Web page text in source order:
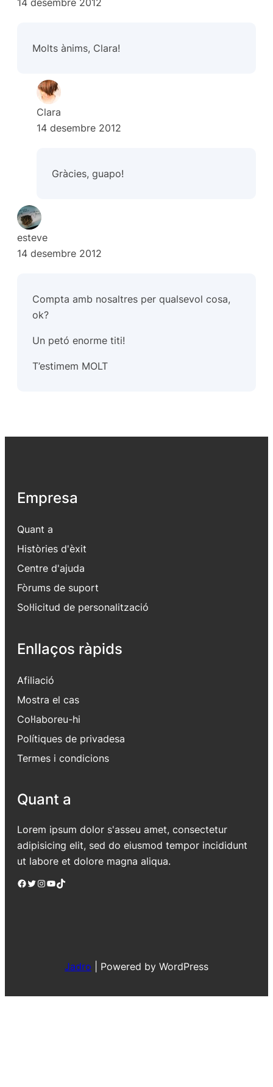
14 desembre 2012
Molts ànims, Clara!
Clara
14 desembre 2012
Gràcies, guapo!
esteve
14 desembre 2012
Compta amb nosaltres per qualsevol cosa,
ok?
Un petó enorme titi!
T’estimem MOLT
Empresa
Quant a
Històries d'èxit
Centre d'ajuda
Fòrums de suport
Sol·licitud de personalització
Enllaços ràpids
Afiliació
Mostra el cas
Col·laboreu-hi
Polítiques de privadesa
Termes i condicions
Quant a
Lorem ipsum dolor s'asseu amet, consectetur
adipisicing elit, sed do eiusmod tempor incididunt
ut labore et dolore magna aliqua.
Facebook Twitter Instagram YouTube TikTok
Jadro Powered by WordPress